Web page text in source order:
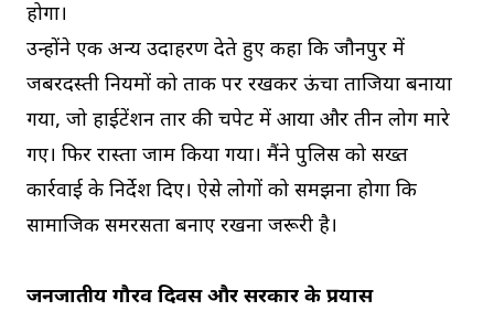
होगा।
उन्होंने एक अन्य उदाहरण देते हुए कहा कि जौनपुर में
जबरदस्ती नियमों को ताक पर रखकर ऊंचा ताजिया बनाया
गया, जो हाईटेंशन तार की चपेट में आया और तीन लोग मारे
गए। फिर रास्ता जाम किया गया। मैंने पुलिस को सख्त
कार्रवाई के निर्देश दिए। ऐसे लोगों को समझना होगा कि
सामाजिक समरसता बनाए रखना जरूरी है।
जनजातीय गौरव दिवस और सरकार के प्रयास